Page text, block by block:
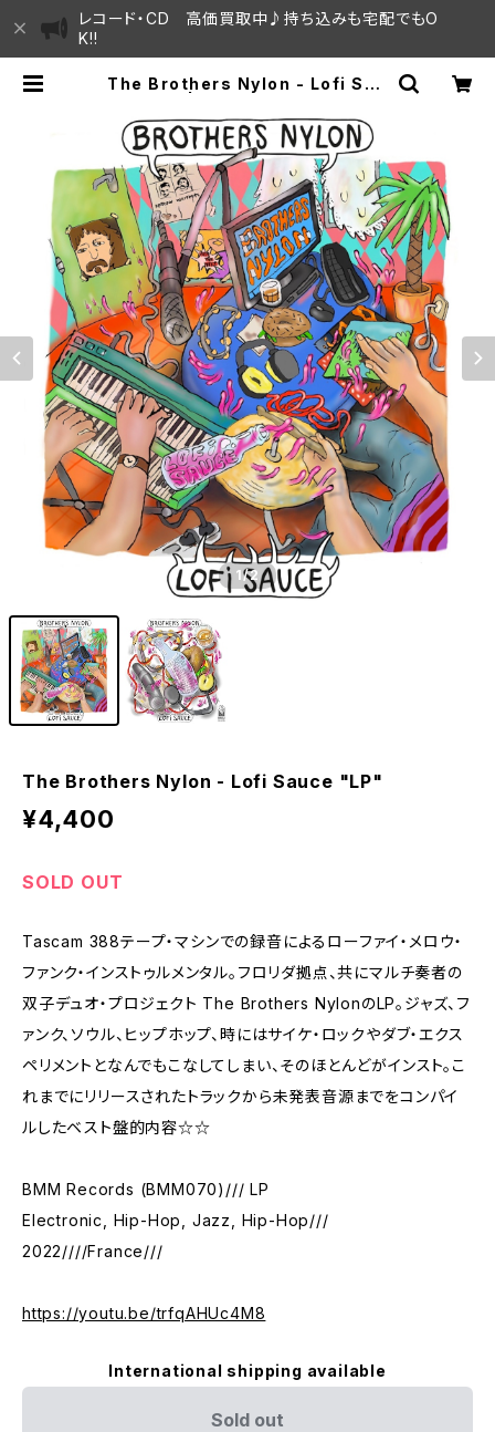
レコード・CD 高価買取中♪持ち込みも宅配でもO
K!!
The Brothers Nylon - Lofi Sau
レまち通りからすぐ♫見晴らしの良い
レコード屋
1/2
The Brothers Nylon - Lofi Sauce "LP"
¥4,400
SOLD OUT
Tascam 388テープ・マシンでの録音によるローファイ・メロウ・
ファンク・インストゥルメンタル。フロリダ拠点、共にマルチ奏者の
双子デュオ・プロジェクト The Brothers NylonのLP。ジャズ、フ
ァンク、ソウル、ヒップホップ、時にはサイケ・ロックやダブ・エクス
ペリメントとなんでもこなしてしまい、そのほとんどがインスト。こ
れまでにリリースされたトラックから未発表音源までをコンパイ
ルしたベスト盤的内容☆☆
BMM Records (BMM070)/// LP
Electronic, Hip-Hop, Jazz, Hip-Hop///
2022////France///
https://youtu.be/trfqAHUc4M8
International shipping available
Sold out